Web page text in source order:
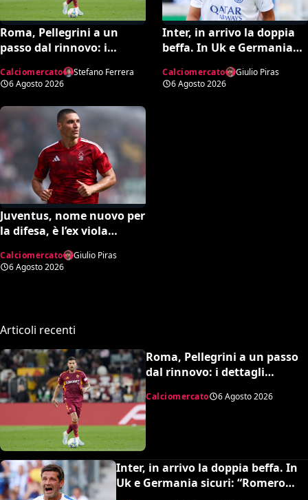
Roma, Pellegrini a un
passo dal rinnovo: i
dettagli dell’accordo
Calciomercato
Stefano Ferrera
6 Agosto 2026
Inter, in arrivo la doppia
beffa. In Uk e Germania
sicuri: “Romero all’Atletico
e Diaby al Bayer”
Calciomercato
Giulio Piras
6 Agosto 2026
Juventus, nome nuovo per
la difesa, è l’ex viola
chiede quasi 30 milioni
Calciomercato
Giulio Piras
6 Agosto 2026
Articoli recenti
Roma, Pellegrini a un passo
dal rinnovo: i dettagli
Calciomercato 6 Agosto 2026
Inter, in arrivo la doppia beffa. In
Uk e Germania sicuri: “Romero